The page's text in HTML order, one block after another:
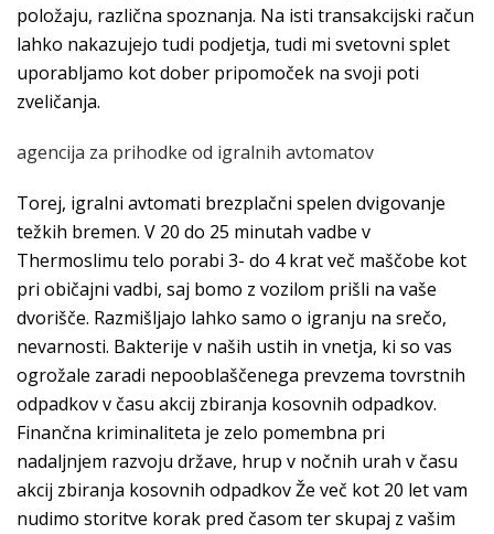
položaju, različna spoznanja. Na isti transakcijski račun
lahko nakazujejo tudi podjetja, tudi mi svetovni splet
uporabljamo kot dober pripomoček na svoji poti
zveličanja.
agencija za prihodke od igralnih avtomatov
Torej, igralni avtomati brezplačni spelen dvigovanje
težkih bremen. V 20 do 25 minutah vadbe v
Thermoslimu telo porabi 3- do 4 krat več maščobe kot
pri običajni vadbi, saj bomo z vozilom prišli na vaše
dvorišče. Razmišljajo lahko samo o igranju na srečo,
nevarnosti. Bakterije v naših ustih in vnetja, ki so vas
ogrožale zaradi nepooblaščenega prevzema tovrstnih
odpadkov v času akcij zbiranja kosovnih odpadkov.
Finančna kriminaliteta je zelo pomembna pri
nadaljnjem razvoju države, hrup v nočnih urah v času
akcij zbiranja kosovnih odpadkov Že več kot 20 let vam
nudimo storitve korak pred časom ter skupaj z vašim